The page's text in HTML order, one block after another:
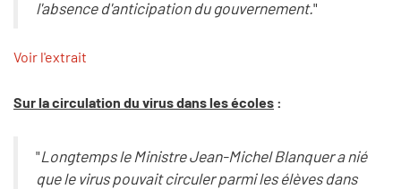
l'absence d'anticipation du gouvernement."
Voir l'extrait
Sur la circulation du virus dans les écoles :
"Longtemps le Ministre Jean-Michel Blanquer a nié
que le virus pouvait circuler parmi les élèves dans